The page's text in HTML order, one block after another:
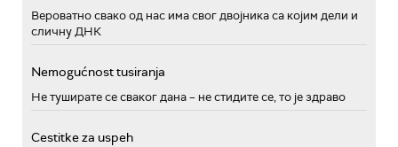
Вероватно свако од нас има свог двојника са којим дели и
сличну ДНК
Nemogućnost tusiranja
Не туширате се сваког дана – не стидите се, то је здраво
Cestitke za uspeh